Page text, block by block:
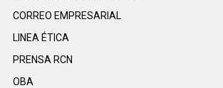
CORREO EMPRESARIAL
LINEA ÉTICA
PRENSA RCN
OBA